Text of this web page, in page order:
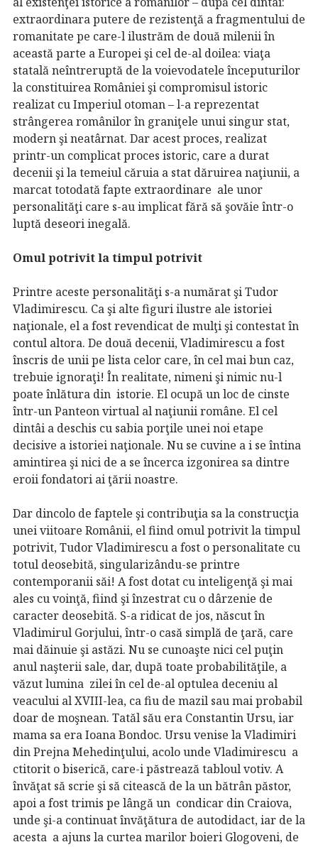
extraordinara putere de rezistenţă a fragmentului de
romanitate pe care-l ilustrăm de două milenii în
această parte a Europei şi cel de-al doilea: viaţa
statală neîntreruptă de la voievodatele începuturilor
la constituirea României şi compromisul istoric
realizat cu Imperiul otoman – l-a reprezentat
strângerea românilor în graniţele unui singur stat,
modern şi neatârnat. Dar acest proces, realizat
printr-un complicat proces istoric, care a durat
decenii şi la temeiul căruia a stat dăruirea naţiunii, a
marcat totodată fapte extraordinare ale unor
personalităţi care s-au implicat fără să şovăie într-o
luptă deseori inegală.
Omul potrivit la timpul potrivit
Printre aceste personalităţi s-a numărat şi Tudor
Vladimirescu. Ca şi alte figuri ilustre ale istoriei
naţionale, el a fost revendicat de mulţi şi contestat în
contul altora. De două decenii, Vladimirescu a fost
înscris de unii pe lista celor care, în cel mai bun caz,
trebuie ignoraţi! În realitate, nimeni şi nimic nu-l
poate înlătura din istorie. El ocupă un loc de cinste
într-un Panteon virtual al naţiunii române. El cel
dintâi a deschis cu sabia porţile unei noi etape
decisive a istoriei naţionale. Nu se cuvine a i se întina
amintirea şi nici de a se încerca izgonirea sa dintre
eroii fondatori ai ţării noastre.
Dar dincolo de faptele şi contribuţia sa la construcţia
unei viitoare Românii, el fiind omul potrivit la timpul
potrivit, Tudor Vladimirescu a fost o personalitate cu
totul deosebită, singularizându-se printre
contemporanii săi! A fost dotat cu inteligenţă şi mai
ales cu voinţă, fiind şi înzestrat cu o dârzenie de
caracter deosebită. S-a ridicat de jos, născut în
Vladimirul Gorjului, într-o casă simplă de ţară, care
mai dăinuie şi astăzi. Nu se cunoaşte nici cel puţin
anul naşterii sale, dar, după toate probabilităţile, a
văzut lumina zilei în cel de-al optulea deceniu al
veacului al XVIII-lea, ca fiu de mazil sau mai probabil
doar de moşnean. Tatăl său era Constantin Ursu, iar
mama sa era Ioana Bondoc. Ursu venise la Vladimiri
din Prejna Mehedinţului, acolo unde Vladimirescu a
ctitorit o biserică, care-i păstrează tabloul votiv. A
învăţat să scrie şi să citească de la un bătrân păstor,
apoi a fost trimis pe lângă un condicar din Craiova,
unde şi-a continuat învăţătura de autodidact, iar de la
acesta a ajuns la curtea marilor boieri Glogoveni, de